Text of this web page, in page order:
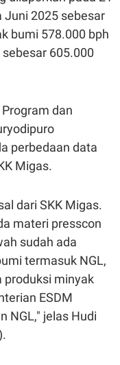
Juni 2025 sebesar
bumi 578.000 bph
605.000
dan
perbedaan data
Migas.
dari SKK Migas.
materi presscon
sudah ada
termasuk NGL,
produksi minyak
ESDM
NGL," jelas Hudi